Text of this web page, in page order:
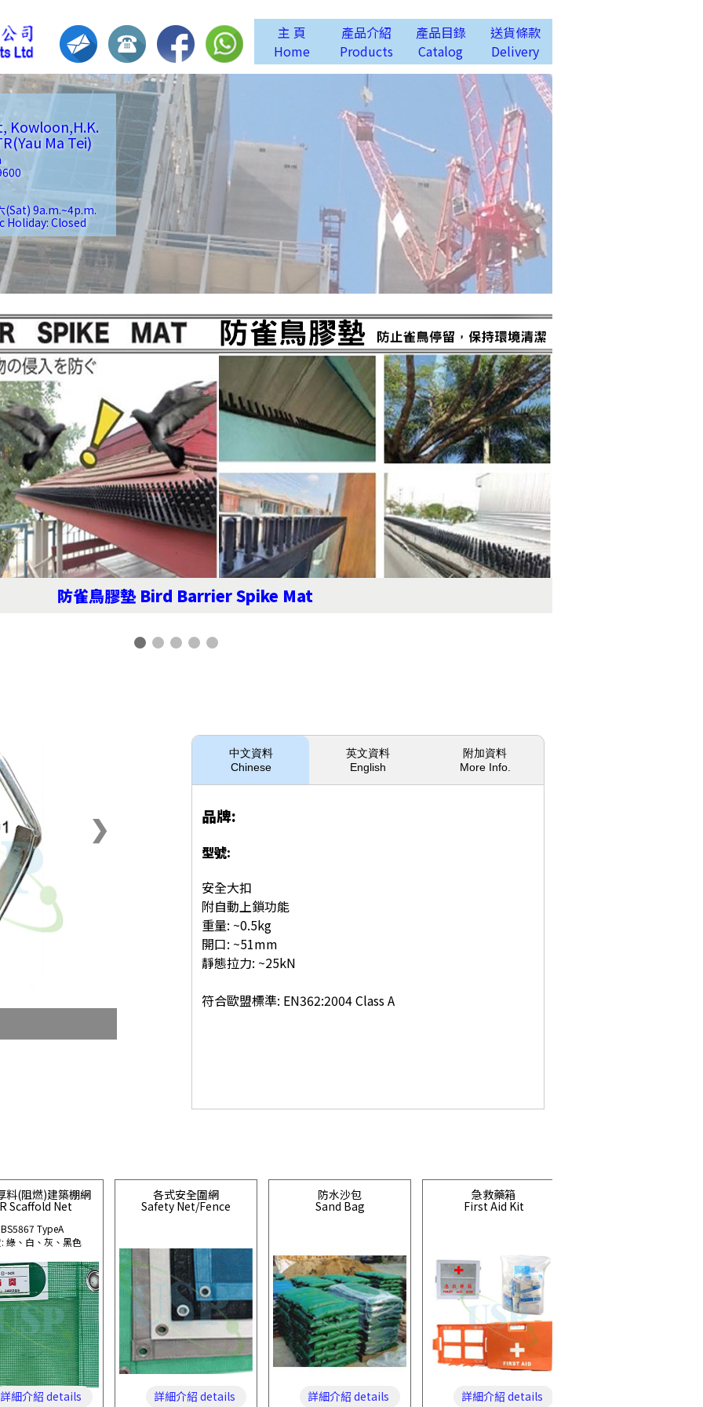
主 頁
Home
產品介紹
Products
產品目錄
Catalog
送貨條款
Delivery
Kowloon,H.K.
Ma Tei)
(Sat) 9a.m.~4p.m.
Holiday: Closed
防雀鳥膠墊 Bird Barrier Spike Mat
❯
中文資料
Chinese
英文資料
English
附加資料
More Info.
品牌:
型號:
安全大扣
附自動上鎖功能
重量: ~0.5kg
開口: ~51mm
靜態拉力: ~25kN
符合歐盟標準: EN362:2004 Class A
料(阻燃)建築棚網
Scaffold Net
BS5867 TypeA
綠、白、灰、黑色
詳細介紹 details
各式安全圍網
Safety Net/Fence
詳細介紹 details
防水沙包
Sand Bag
詳細介紹 details
急救藥箱
First Aid Kit
詳細介紹 details